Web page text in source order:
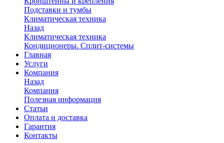
Подставки и тумбы
Климатическая техника
Назад
Климатическая техника
Кондиционеры. Сплит-системы
Главная
Услуги
Компания
Назад
Компания
Полезная информация
Статьи
Оплата и доставка
Гарантия
Контакты